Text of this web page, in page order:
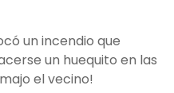
un incendio que
un huequito en las
el vecino!